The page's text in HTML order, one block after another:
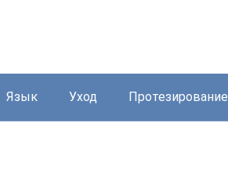
Язык Уход Протезирование